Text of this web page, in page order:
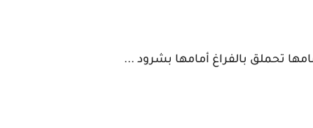
تحملق بالفراغ أمامها بشرود ...